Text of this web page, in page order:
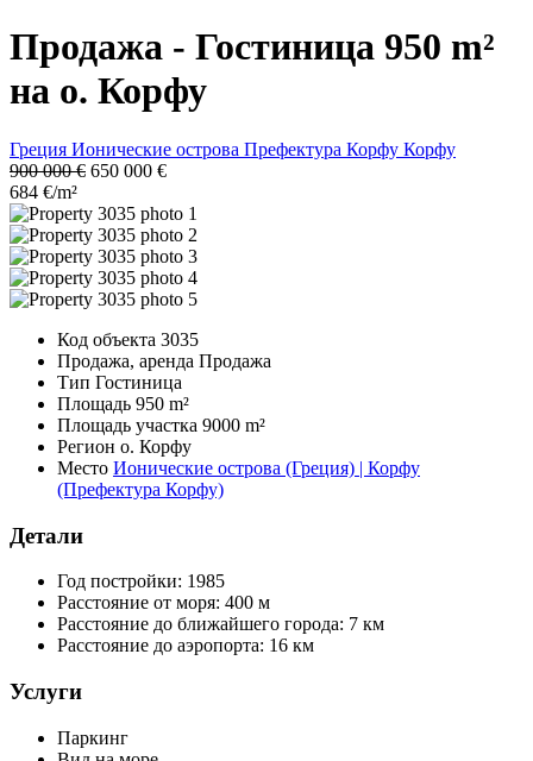
Продажа - Гостиница 950 m²
на о. Корфу
Греция Ионические острова Префектура Корфу Корфу
900 000 € 650 000 €
684 €/m²
Код объекта 3035
Продажа, аренда Продажа
Тип Гостиница
Площадь 950 m²
Площадь участка 9000 m²
Регион о. Корфу
Место Ионические острова (Греция) | Корфу
(Префектура Корфу)
Детали
Год постройки: 1985
Расстояние от моря: 400 м
Расстояние до ближайшего города: 7 км
Расстояние до аэропорта: 16 км
Услуги
Паркинг